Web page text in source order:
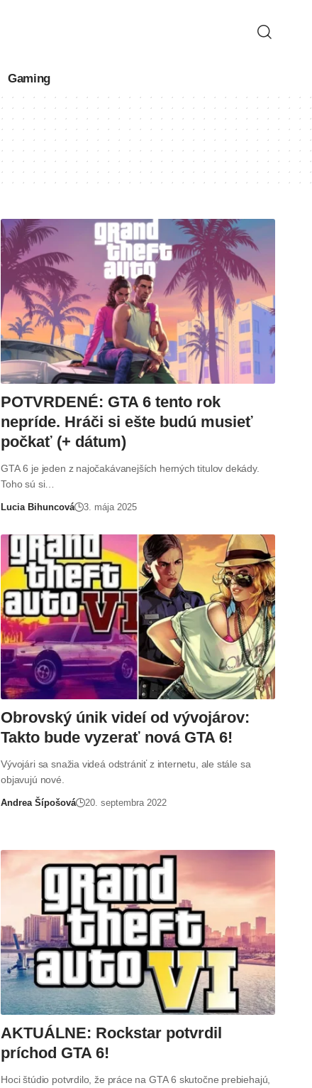
Gaming
POTVRDENÉ: GTA 6 tento rok
nepríde. Hráči si ešte budú musieť
počkať (+ dátum)
GTA 6 je jeden z najočakávanejších herných titulov dekády.
Toho sú si…
Lucia Bihuncová 3. mája 2025
Obrovský únik videí od vývojárov:
Takto bude vyzerať nová GTA 6!
Vývojári sa snažia videá odstrániť z internetu, ale stále sa
objavujú nové.
Andrea Šípošová 20. septembra 2022
AKTUÁLNE: Rockstar potvrdil
príchod GTA 6!
Hoci štúdio potvrdilo, že práce na GTA 6 skutočne prebiehajú,